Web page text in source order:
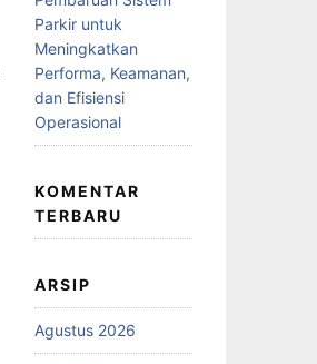
Parkir untuk
Meningkatkan
Performa, Keamanan,
dan Efisiensi
Operasional
KOMENTAR
TERBARU
ARSIP
Agustus 2026